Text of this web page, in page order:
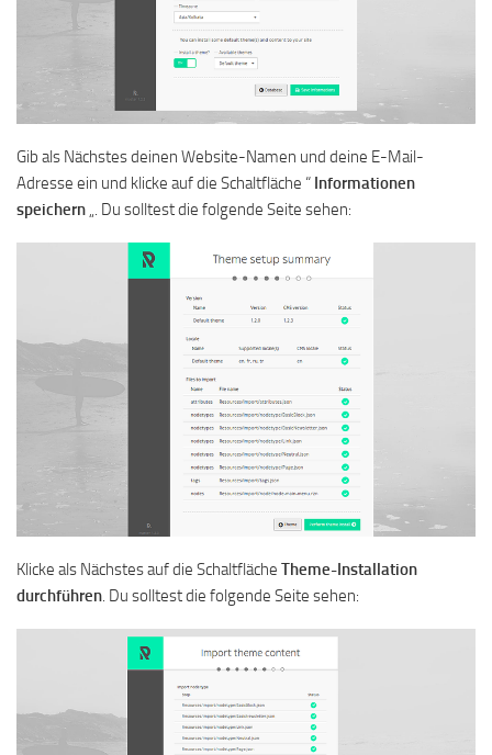
Gib als Nächstes deinen Website-Namen und deine E-Mail-
Adresse ein und klicke auf die Schaltfläche “ Informationen
speichern „. Du solltest die folgende Seite sehen:
Klicke als Nächstes auf die Schaltfläche Theme-Installation
durchführen. Du solltest die folgende Seite sehen: